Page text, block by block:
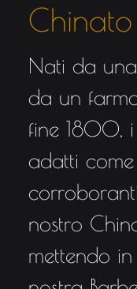
Chinato
Nati da
da un
fine 1800, i
adatti
nostro
mettendo